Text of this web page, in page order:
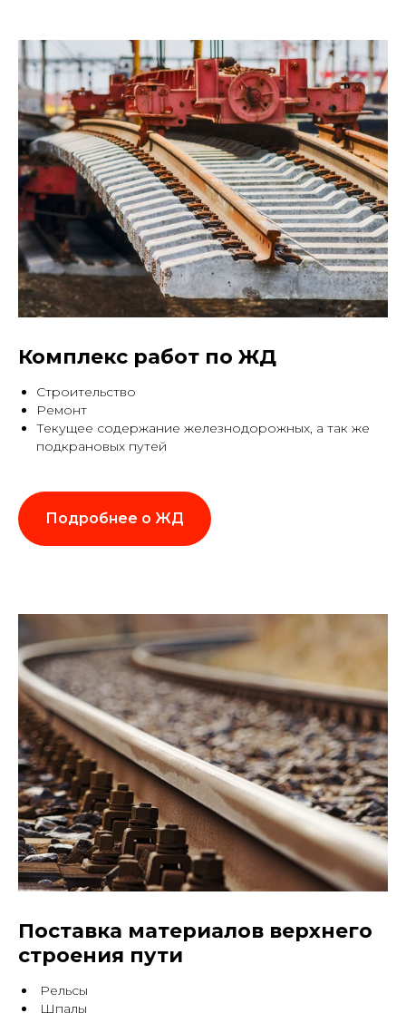
Комплекс работ по ЖД
Строительство
Ремонт
Текущее содержание железнодорожных, а так же
подкрановых путей
Подробнее о ЖД
Поставка материалов верхнего
строения пути
Рельсы
Шпалы